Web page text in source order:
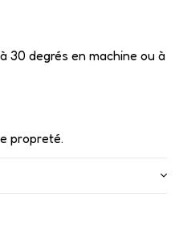
30 degrés en machine ou à
propreté.